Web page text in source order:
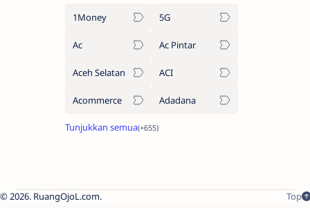
1Money 5G
Ac Ac Pintar
Aceh Selatan ACI
Acommerce Adadana
2026. RuangOjoL.com.